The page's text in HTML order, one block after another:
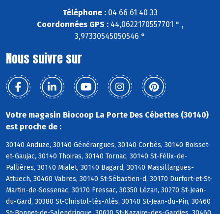
Téléphone : 04 66 61 40 33
Coordonnées GPS :44,0622170557701 ° ,
3,97330545050546 °
Nous suivre sur
Votre magasin Biocoop La Porte Des Cébettes (30140)
est proche de :
30140 Anduze, 30140 Générargues, 30140 Corbès, 30140 Boisset-
et-Gaujac, 30140 Thoiras, 30140 Tornac, 30140 St-Félix-de-
Pallières, 30140 Mialet, 30140 Bagard, 30140 Massillargues-
Attuech, 30460 Vabres, 30140 St-Sébastien-d, 30170 Durfort-et-St-
Martin-de-Sossenac, 30170 Fressac, 30350 Lézan, 30270 St-Jean-
du-Gard, 30380 St-Christol-lès-Alès, 30140 St-Jean-du-Pin, 30460